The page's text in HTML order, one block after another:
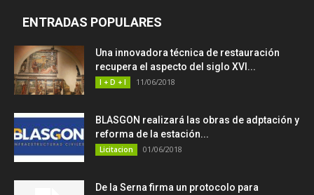
ENTRADAS POPULARES
Una innovadora técnica de restauración
recupera el aspecto del siglo XVI...
I + D + I 11/06/2018
BLASGON realizará las obras de adptación y
reforma de la estación...
Licitacion 01/06/2018
De la Serna firma un protocolo para